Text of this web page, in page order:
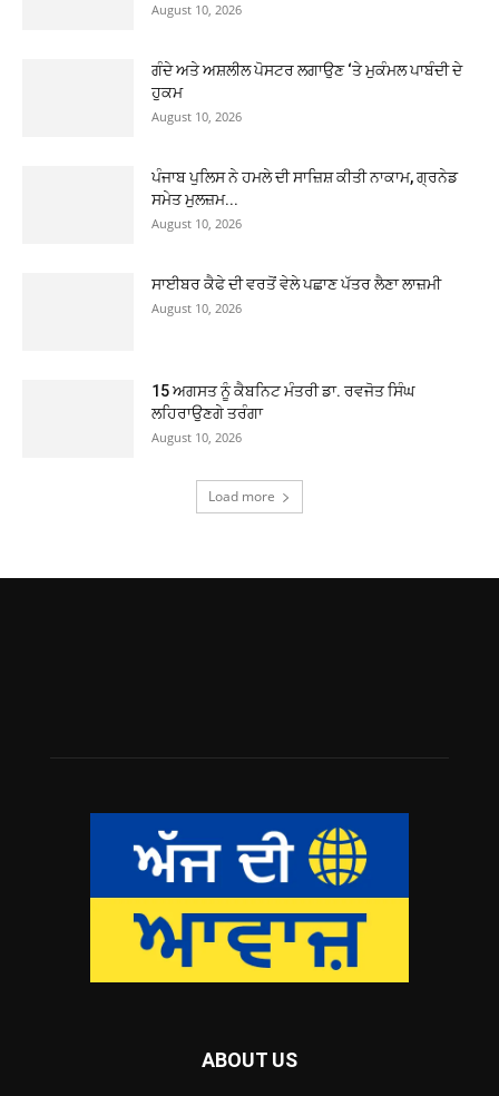
August 10, 2026
ਗੰਦੇ ਅਤੇ ਅਸ਼ਲੀਲ ਪੋਸਟਰ ਲਗਾਉਣ ‘ਤੇ ਮੁਕੰਮਲ ਪਾਬੰਦੀ ਦੇ
ਹੁਕਮ
August 10, 2026
ਪੰਜਾਬ ਪੁਲਿਸ ਨੇ ਹਮਲੇ ਦੀ ਸਾਜ਼ਿਸ਼ ਕੀਤੀ ਨਾਕਾਮ, ਗ੍ਰਨੇਡ
ਸਮੇਤ ਮੁਲਜ਼ਮ...
August 10, 2026
ਸਾਈਬਰ ਕੈਫੇ ਦੀ ਵਰਤੋਂ ਵੇਲੇ ਪਛਾਣ ਪੱਤਰ ਲੈਣਾ ਲਾਜ਼ਮੀ
August 10, 2026
15 ਅਗਸਤ ਨੂੰ ਕੈਬਨਿਟ ਮੰਤਰੀ ਡਾ. ਰਵਜੋਤ ਸਿੰਘ
ਲਹਿਰਾਉਣਗੇ ਤਰੰਗਾ
August 10, 2026
Load more
ABOUT US